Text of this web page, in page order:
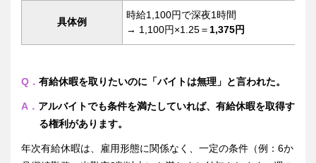
具体例
時給1,100円で深夜1時間
→ 1,100円×1.25＝ 1,375円
Q． 有給休暇を取りたいのに「バイトは無理」と言われた。
A． アルバイトでも条件を満たしていれば、有給休暇を取得す
る権利があります。
年次有給休暇は、雇用形態に関係なく、一定の条件（例：6か